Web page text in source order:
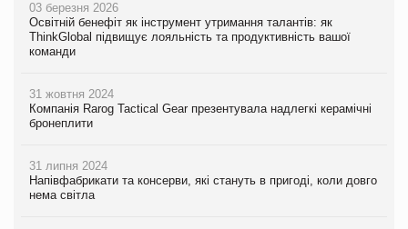
03 березня 2026
Освітній бенефіт як інструмент утримання талантів: як
ThinkGlobal підвищує лояльність та продуктивність вашої
команди
31 жовтня 2024
Компанія Rarog Tactical Gear презентувала надлегкі керамічні
бронеплити
31 липня 2024
Напівфабрикати та консерви, які стануть в пригоді, коли довго
нема світла